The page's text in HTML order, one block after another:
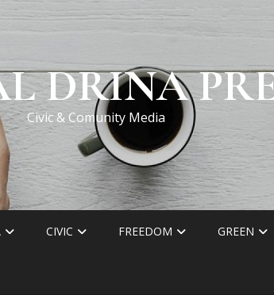
DRINA
Civic & Comunity Media
CIVIC FREEDOM GREEN